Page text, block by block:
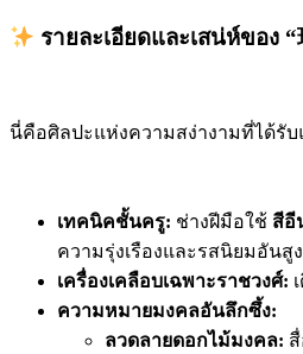
รายละเอียดและเสน่ห์ของ
นี่คือศิลปะแห่งความสง่างามที่ได้รับ
เทคนิคชั้นครู: ช่างฝีมือใช้ สีอี
ความรุ่งเรืองและรสนิยมอันสู
เครื่องเคลือบเฉพาะราชวงศ์:
ความหมายมงคลอันลึกซึ้ง:
ลวดลายดอกไม้มงคล: